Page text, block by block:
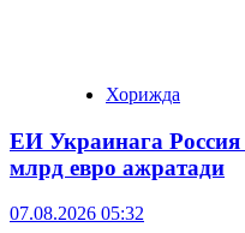
Хорижда
ЕИ Украинага
млрд евро ажратади
07.08.2026 05:32